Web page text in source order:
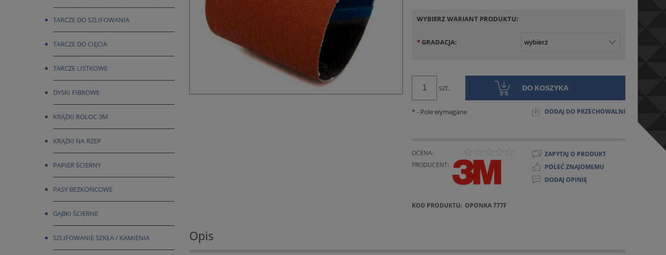
TARCZE DO SZLIFOWANIA
TARCZE DO CIĘCIA
TARCZE LISTKOWE
DYSKI FIBROWE
KRĄŻKI ROLOC 3M
KRĄŻKI NA RZEP
PAPIER ŚCIERNY
PASY BEZKOŃCOWE
GĄBKI ŚCIERNE
SZLIFOWANIE SZKŁA / KAMIENIA
WYBIERZ WARIANT PRODUKTU:
* GRADACJA:
szt. DO KOSZYKA
DODAJ DO PRZECHOWALNI
*- Pole wymagane
OCENA:
PRODUCENT:
KOD PRODUKTU: OPONKA 777F
ZAPYTAJ O PRODUKT
POLEĆ ZNAJOMEMU
DODAJ OPINIĘ
Opis